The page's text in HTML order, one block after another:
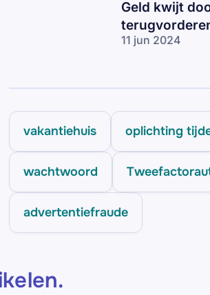
Geld kwijt
11 jun 2024
vakantiehuis oplichting
wachtwoord
advertentiefraude
.